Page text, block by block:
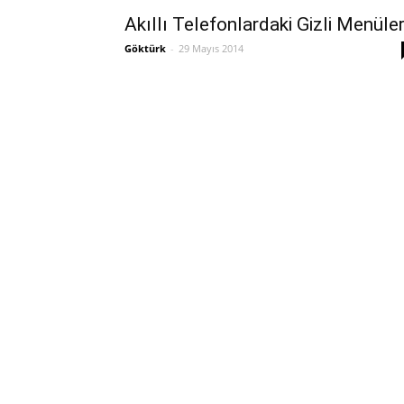
Akıllı Telefonlardaki Gizli Menüler
Göktürk - 29 Mayıs 2014